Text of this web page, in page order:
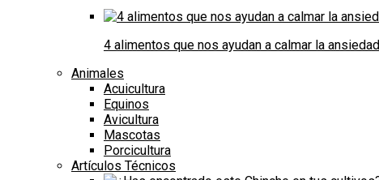
4 alimentos que nos ayudan a calmar la ansiedad
Animales
Acuicultura
Equinos
Avicultura
Mascotas
Porcicultura
Artículos Técnicos